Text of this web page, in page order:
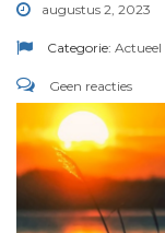
augustus 2, 2023
Categorie: Actueel
Geen reacties